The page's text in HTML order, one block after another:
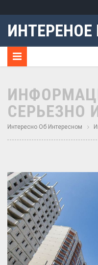
ИНТЕРЕНОЕ
СЕРЬЕЗНО
Интересно Об Интересном